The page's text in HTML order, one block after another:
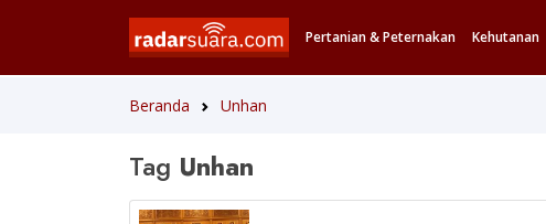
Pertanian & Peternakan Kehutanan
Beranda Unhan
Tag Unhan